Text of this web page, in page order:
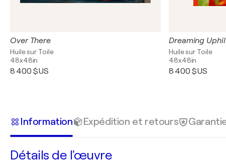
Over There
Huile sur Toile
48x48in
8 400 $US
Dreaming
Huile sur Toile
48x48in
8 400 $US
Information Expédition et retours
Détails de l'œuvre